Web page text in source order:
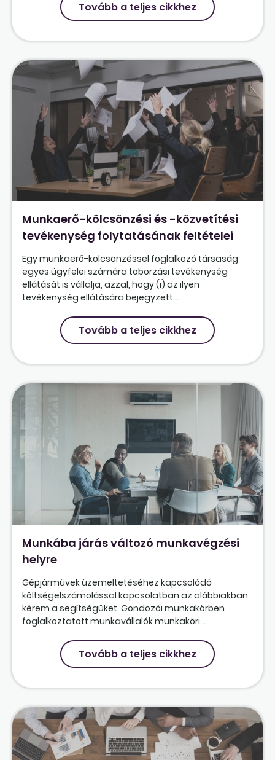
Tovább a teljes cikkhez
Munkaerő-kölcsönzési és -közvetítési
tevékenység folytatásának feltételei
Egy munkaerő-kölcsönzéssel foglalkozó társaság
egyes ügyfelei számára toborzási tevékenység
ellátását is vállalja, azzal, hogy (i) az ilyen
tevékenység ellátására bejegyzett...
Tovább a teljes cikkhez
Munkába járás változó munkavégzési
helyre
Gépjárművek üzemeltetéséhez kapcsolódó
költségelszámolással kapcsolatban az alábbiakban
kérem a segítségüket. Gondozói munkakörben
foglalkoztatott munkavállalók munkaköri...
Tovább a teljes cikkhez